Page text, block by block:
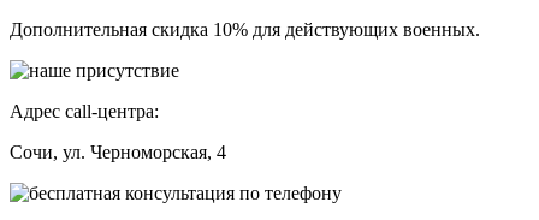
Дополнительная скидка 10% для действующих военных.
Адрес call-центра:
Сочи, ул. Черноморская, 4